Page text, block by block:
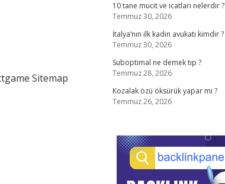
Sitemap
10 tane mucit ve icatları nelerdir ?
Temmuz 30, 2026
İtalya’nın ilk kadın avukatı kimdir ?
Temmuz 30, 2026
Suboptimal ne demek tıp ?
Temmuz 28, 2026
Kozalak özü öksürük yapar mı ?
Temmuz 26, 2026